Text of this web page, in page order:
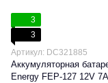
3
3
Артикул: DC321885
Аккумуляторная
Energy FEP-127 12V